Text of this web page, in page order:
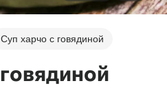
Суп харчо с говядиной